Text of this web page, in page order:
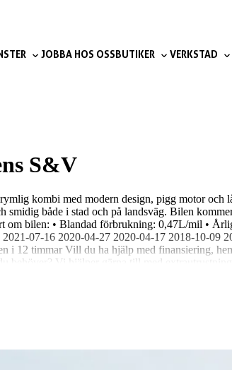
JOBBA HOS OSSBUTIKER VERKSTAD
S&V
kombi med modern design, pigg motor och
både i stad och på landsväg. Bilen
om bilen: • Blandad förbrukning: 0,47L/mil •
07-16 2020-04-27 2020-04-17 2018-10-09
i 12 timmar Vill du ha hjälp med finansiering,
behöver? Vi hjälper gärna till med
behöver inte ens städa eller tvätta bilen! Niemi